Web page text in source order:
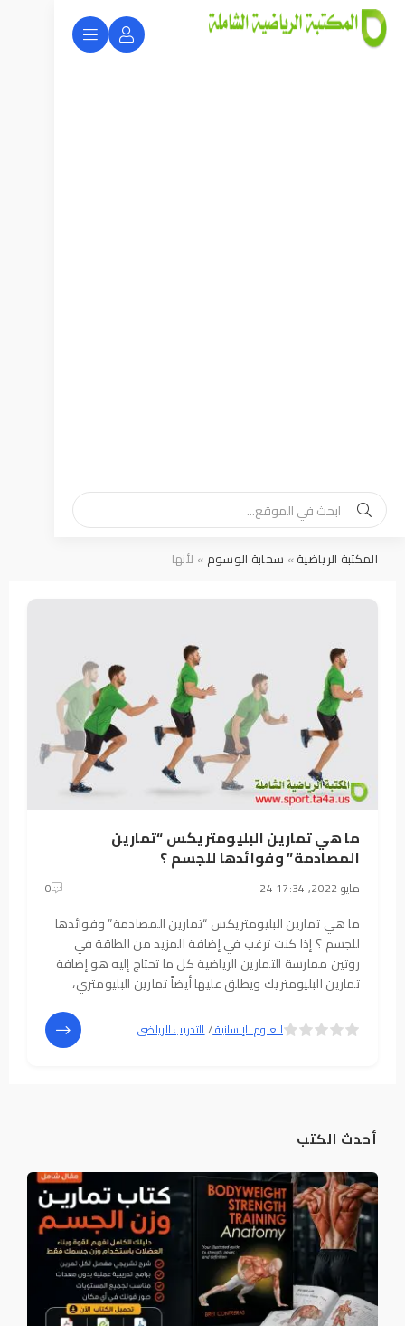
أحدث الكتب
المكتبة الرياضية» سحابة الوسوم » لأنها
ما هي تمارين البليومتريكس “تمارين
المصادمة” وفوائدها للجسم ؟
24 مايو 2022, 17:34 0
ما هي تمارين البليومتريكس “تمارين المصادمة” وفوائدها
للجسم ؟ إذا كنت ترغب في إضافة المزيد من الطاقة في
روتين ممارسة التمارين الرياضية كل ما تحتاج إليه هو إضافة
تمارين البليومتريك ويطلق عليها أيضاً تمارين البليومتري،
حركات سريعة وقوية. تعمل هذه
العلوم الإنسانية/التدريب الرياضى